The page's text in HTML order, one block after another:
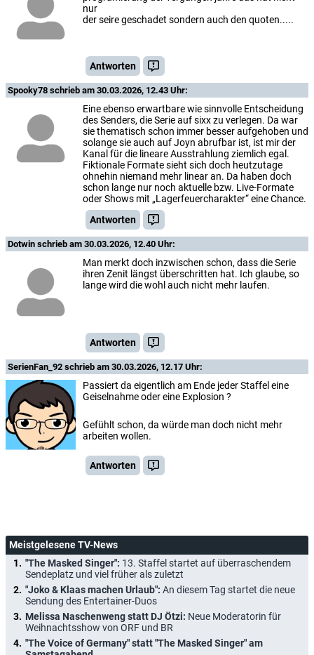
nur
der seire geschadet sondern auch den quoten.....
Antworten
Spooky78 schrieb am 30.03.2026, 12.43 Uhr:
Eine ebenso erwartbare wie sinnvolle Entscheidung
des Senders, die Serie auf sixx zu verlegen. Da war
sie thematisch schon immer besser aufgehoben und
solange sie auch auf Joyn abrufbar ist, ist mir der
Kanal für die lineare Ausstrahlung ziemlich egal.
Fiktionale Formate sieht sich doch heutzutage
ohnehin niemand mehr linear an. Da haben doch
schon lange nur noch aktuelle bzw. Live-Formate
oder Shows mit „Lagerfeuercharakter“ eine Chance.
Antworten
Dotwin schrieb am 30.03.2026, 12.40 Uhr:
Man merkt doch inzwischen schon, dass die Serie
ihren Zenit längst überschritten hat. Ich glaube, so
lange wird die wohl auch nicht mehr laufen.
Antworten
SerienFan_92 schrieb am 30.03.2026, 12.17 Uhr:
Passiert da eigentlich am Ende jeder Staffel eine
Geiselnahme oder eine Explosion ?
Gefühlt schon, da würde man doch nicht mehr
arbeiten wollen.
Antworten
Meistgelesene TV-News
"The Masked Singer": 13. Staffel startet auf überraschendem
Sendeplatz und viel früher als zuletzt
"Joko & Klaas machen Urlaub": An diesem Tag startet die neue
Sendung des Entertainer-Duos
Melissa Naschenweng statt DJ Ötzi: Neue Moderatorin für
Weihnachtsshow von ORF und BR
"The Voice of Germany" statt "The Masked Singer" am